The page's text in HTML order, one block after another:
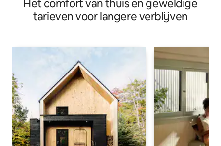
Het comfort van thuis en geweldige
tarieven voor langere verblijven